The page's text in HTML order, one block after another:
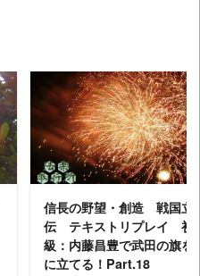
READ MORE
信長の野望・創造 戦国立
伝 テキストリプレイ 初
級：内藤昌豊で武田の旗を
に立てる！Part.18